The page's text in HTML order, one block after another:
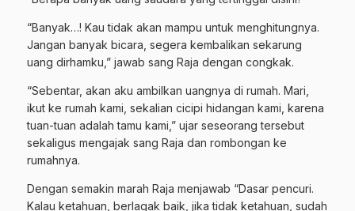
“Banyak…! Kau tidak akan mampu untuk menghitungnya.
Jangan banyak bicara, segera kembalikan sekarung
uang dirhamku,” jawab sang Raja dengan congkak.
“Sebentar, akan aku ambilkan uangnya di rumah. Mari,
ikut ke rumah kami, sekalian cicipi hidangan kami, karena
tuan-tuan adalah tamu kami,” ujar seseorang tersebut
sekaligus mengajak sang Raja dan rombongan ke
rumahnya.
Dengan semakin marah Raja menjawab “Dasar pencuri.
Kalau ketahuan, berlagak baik, jika tidak ketahuan, sudah